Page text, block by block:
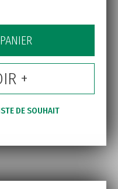
+
DE SOUHAIT